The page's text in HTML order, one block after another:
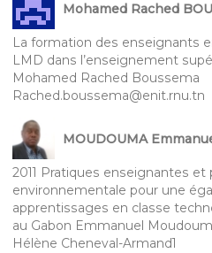
Mohamed Rached
La formation des enseignants
LMD dans l’enseignement
Mohamed Rached Boussema
Rached.boussema@enit.rnu.tn
MOUDOUMA
2011 Pratiques enseignantes et
environnementale pour une
apprentissages en classe
au Gabon Emmanuel
Hélène Cheneval-Armand1